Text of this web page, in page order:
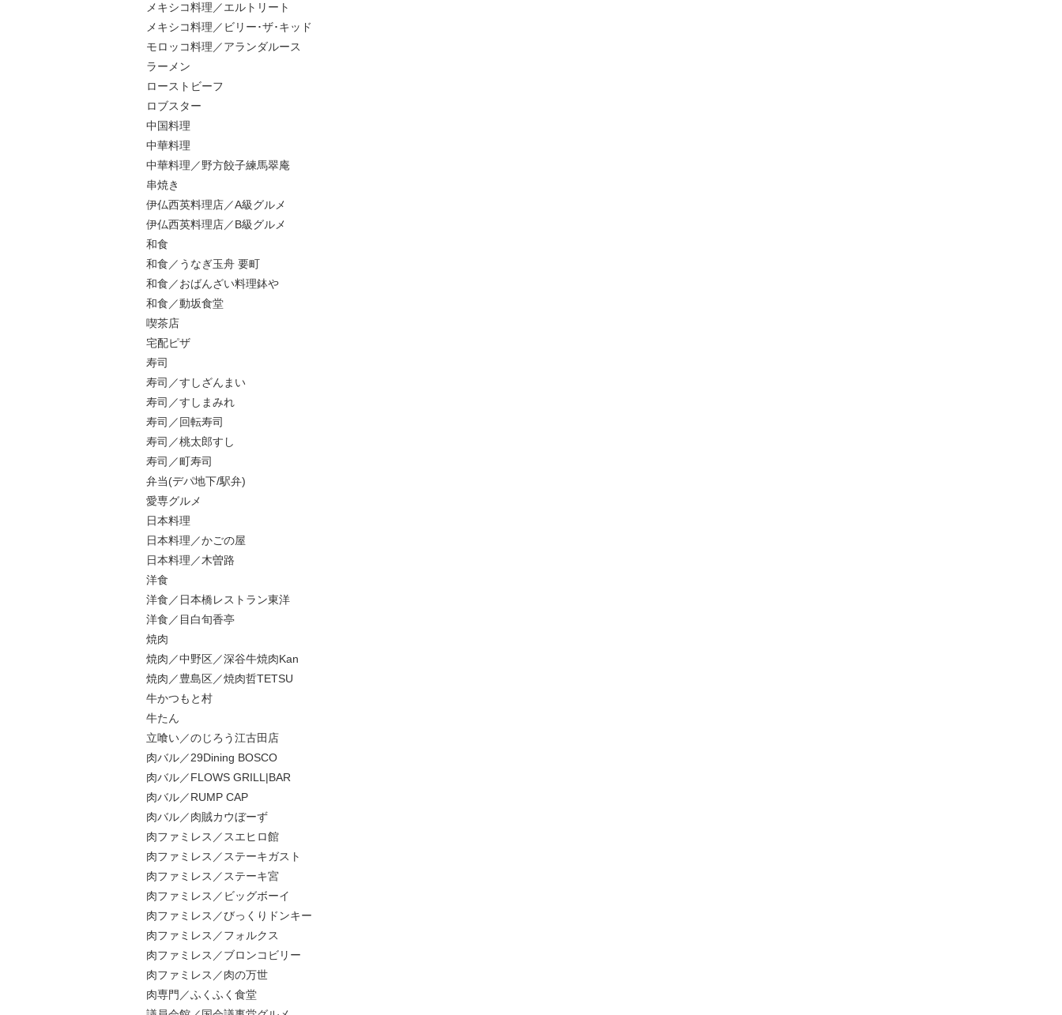
メキシコ料理／エルトリート
メキシコ料理／ビリー･ザ･キッド
モロッコ料理／アランダルース
ラーメン
ローストビーフ
ロブスター
中国料理
中華料理
中華料理／野方餃子練馬翠庵
串焼き
伊仏西英料理店／A級グルメ
伊仏西英料理店／B級グルメ
和食
和食／うなぎ玉舟 要町
和食／おばんざい料理鉢や
和食／動坂食堂
喫茶店
宅配ピザ
寿司
寿司／すしざんまい
寿司／すしまみれ
寿司／回転寿司
寿司／桃太郎すし
寿司／町寿司
弁当(デパ地下/駅弁)
愛専グルメ
日本料理
日本料理／かごの屋
日本料理／木曽路
洋食
洋食／日本橋レストラン東洋
洋食／目白旬香亭
焼肉
焼肉／中野区／深谷牛焼肉Kan
焼肉／豊島区／焼肉哲TETSU
牛かつもと村
牛たん
立喰い／のじろう江古田店
肉バル／29Dining BOSCO
肉バル／FLOWS GRILL|BAR
肉バル／RUMP CAP
肉バル／肉賊カウぼーず
肉ファミレス／スエヒロ館
肉ファミレス／ステーキガスト
肉ファミレス／ステーキ宮
肉ファミレス／ビッグボーイ
肉ファミレス／びっくりドンキー
肉ファミレス／フォルクス
肉ファミレス／ブロンコビリー
肉ファミレス／肉の万世
肉専門／ふくふく食堂